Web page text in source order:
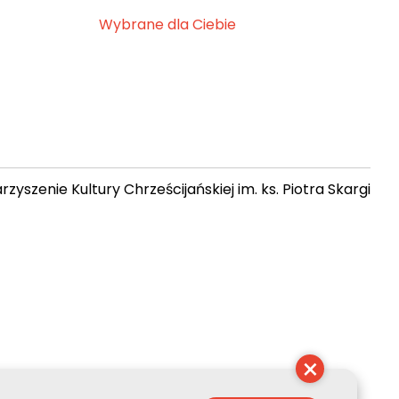
Wybrane dla Ciebie
Kultury Chrześcijańskiej im. ks. Piotra Skargi
×